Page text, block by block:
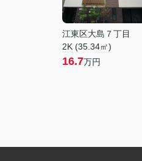
江東区大島７丁目
2K (35.34㎡)
16.7万円